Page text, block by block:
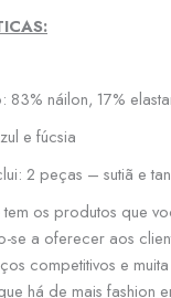
83% náilon, 17%
e fúcsia
2 peças – sutiã e
tem os produtos que
se a oferecer aos
competitivos e
há de mais fashion